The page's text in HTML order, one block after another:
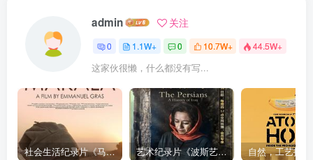
admin 关注
0 1.1W+ 0 10.7W+ 44.5W+
这家伙很懒，什么都没有写...
社会生活纪录片《马加拉 Makala》下载 艺术纪录片《波斯艺术 Art of Persia》下载